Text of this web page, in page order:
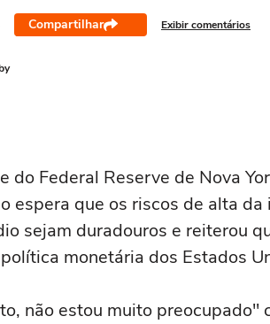
Compartilhar Exibir comentários
do Federal Reserve de Nova
espera que os riscos de alta
sejam duradouros e reiterou
monetária dos Estados
‌não estou muito